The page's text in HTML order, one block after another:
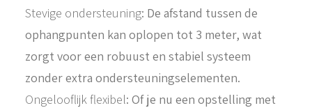
Stevige ondersteuning: De afstand tussen de
ophangpunten kan oplopen tot 3 meter, wat
zorgt voor een robuust en stabiel systeem
zonder extra ondersteuningselementen.
Ongelooflijk flexibel: Of je nu een opstelling met